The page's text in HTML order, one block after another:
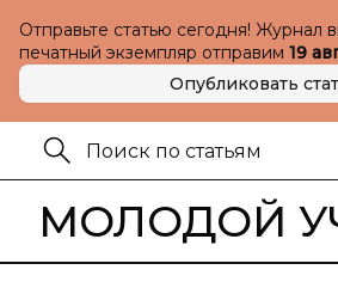
Отправьте статью сегодня! Журнал
печатный экземпляр отправим 19
Опубликовать
МОЛОДОЙ